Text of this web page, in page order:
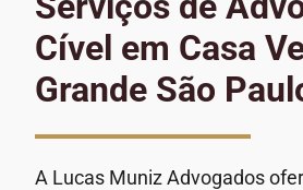
Cível em Casa
Grande São
A Lucas Muniz Advogados